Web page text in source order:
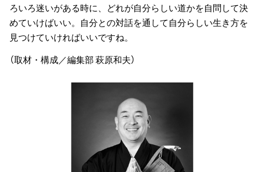
ろいろ迷いがある時に、どれが自分らしい道かを自問して決
めていけばいい。自分との対話を通して自分らしい生き方を
見つけていければいいですね。
（取材・構成／編集部 萩原和夫）